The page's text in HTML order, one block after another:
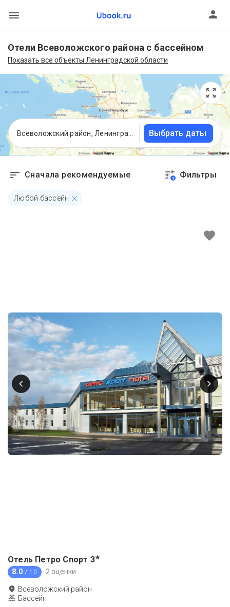
Отели Всеволожского района с бассейном
Показать все объекты Ленинградской области
Выбрать даты
Сначала рекомендуемые 1 Фильтры
Любой бассейн
Отель Петро Спорт 3★
8.0 / 10 2 оценки
Всеволожский район
Бассейн